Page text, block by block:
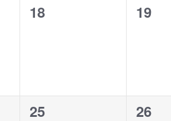
0
18
0
19
0
25
0
26